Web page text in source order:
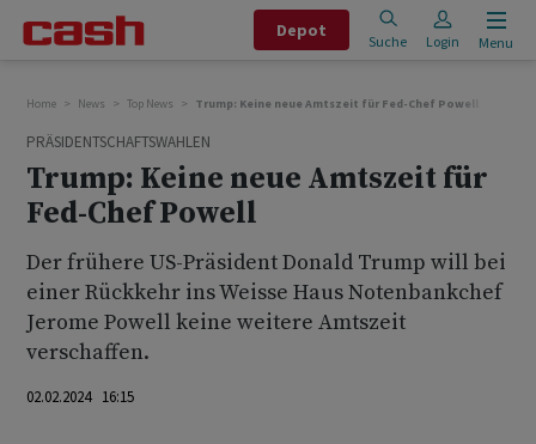
Depot
Suche Login Menu
Home News Top News Trump: Keine neue Amtszeit für Fed-Chef Powell
PRÄSIDENTSCHAFTSWAHLEN
Trump: Keine neue Amtszeit für
Fed-Chef Powell
Der frühere US-Präsident Donald Trump will bei
einer Rückkehr ins Weisse Haus Notenbankchef
Jerome Powell keine weitere Amtszeit
verschaffen.
02.02.2024 16:15